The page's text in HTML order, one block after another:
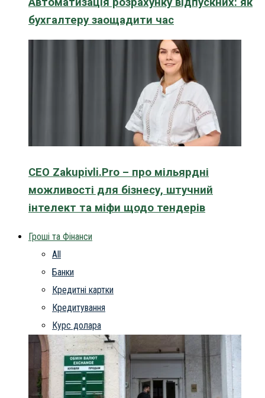
бухгалтеру заощадити час
CEO Zakupivli.Pro – про мільярдні
можливості для бізнесу, штучний
інтелект та міфи щодо тендерів
Гроші та Фінанси
All
Банки
Кредитні картки
Кредитування
Курс долара